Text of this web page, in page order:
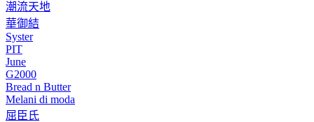
潮流天地
華御結
Syster
PIT
June
G2000
Bread n Butter
Melani di moda
屈臣氏